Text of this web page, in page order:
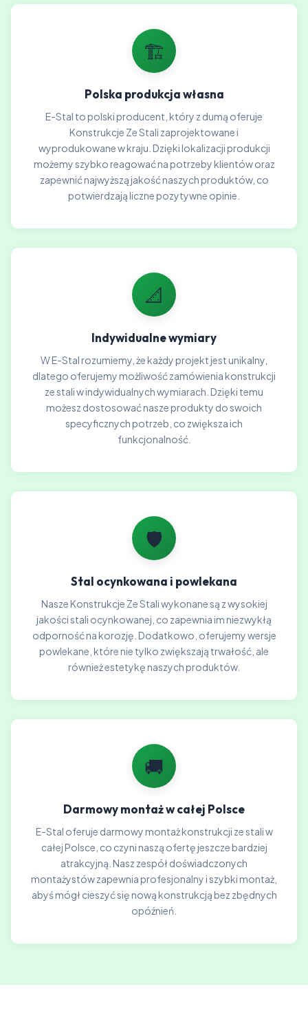
🏗️
Polska produkcja własna
E-Stal to polski producent, który z dumą oferuje
Konstrukcje Ze Stali zaprojektowane i
wyprodukowane w kraju. Dzięki lokalizacji produkcji
możemy szybko reagować na potrzeby klientów oraz
zapewnić najwyższą jakość naszych produktów, co
potwierdzają liczne pozytywne opinie.
📐
Indywidualne wymiary
W E-Stal rozumiemy, że każdy projekt jest unikalny,
dlatego oferujemy możliwość zamówienia konstrukcji
ze stali w indywidualnych wymiarach. Dzięki temu
możesz dostosować nasze produkty do swoich
specyficznych potrzeb, co zwiększa ich
funkcjonalność.
🛡️
Stal ocynkowana i powlekana
Nasze Konstrukcje Ze Stali wykonane są z wysokiej
jakości stali ocynkowanej, co zapewnia im niezwykłą
odporność na korozję. Dodatkowo, oferujemy wersje
powlekane, które nie tylko zwiększają trwałość, ale
również estetykę naszych produktów.
🚚
Darmowy montaż w całej Polsce
E-Stal oferuje darmowy montaż konstrukcji ze stali w
całej Polsce, co czyni naszą ofertę jeszcze bardziej
atrakcyjną. Nasz zespół doświadczonych
montażystów zapewnia profesjonalny i szybki montaż,
abyś mógł cieszyć się nową konstrukcją bez zbędnych
opóźnień.